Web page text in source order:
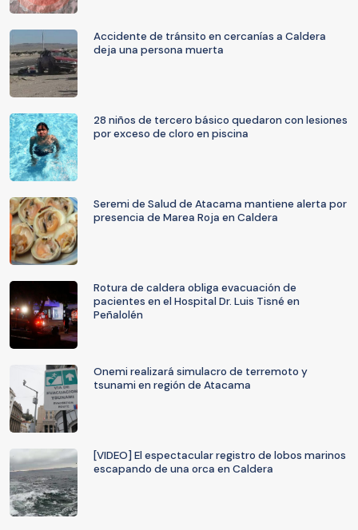
Accidente de tránsito en cercanías a Caldera
deja una persona muerta
28 niños de tercero básico quedaron con lesiones
por exceso de cloro en piscina
Seremi de Salud de Atacama mantiene alerta por
presencia de Marea Roja en Caldera
Rotura de caldera obliga evacuación de
pacientes en el Hospital Dr. Luis Tisné en
Peñalolén
Onemi realizará simulacro de terremoto y
tsunami en región de Atacama
[VIDEO] El espectacular registro de lobos marinos
escapando de una orca en Caldera